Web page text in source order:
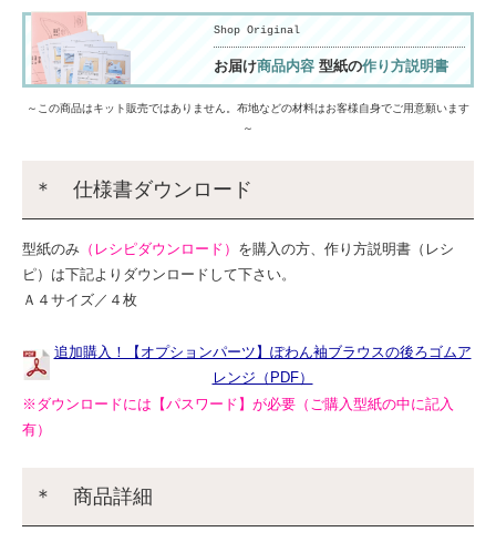
Shop Original
お届け商品内容型紙の作り方説明書
～この商品はキット販売ではありません。布地などの材料はお客様自身でご用意願います
～
＊ 仕様書ダウンロード
型紙のみ （レシピダウンロード） を購入の方、作り方説明書（レシ
ピ）は下記よりダウンロードして下さい。
Ａ４サイズ／４枚
追加購入！【オプションパーツ】ぽわん袖ブラウスの後ろゴムア
レンジ（PDF）
※ダウンロードには【パスワード】が必要（ご購入型紙の中に記入
有）
＊ 商品詳細